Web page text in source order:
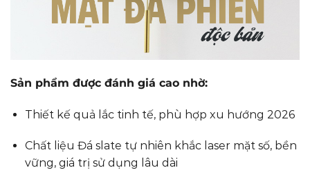
Sản phẩm được đánh giá cao nhờ:
Thiết kế quả lắc tinh tế, phù hợp xu hướng 2026
Chất liệu Đá slate tự nhiên khắc laser mặt số, bền
vững, giá trị sử dụng lâu dài